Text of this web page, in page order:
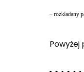
– rozkładany